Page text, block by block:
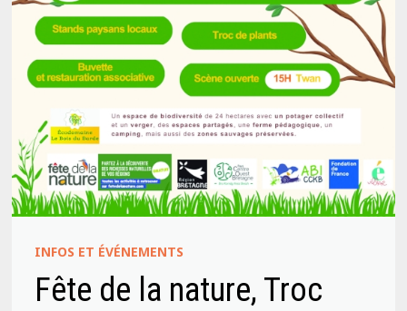
INFOS ET ÉVÉNEMENTS
Fête de la nature, Troc